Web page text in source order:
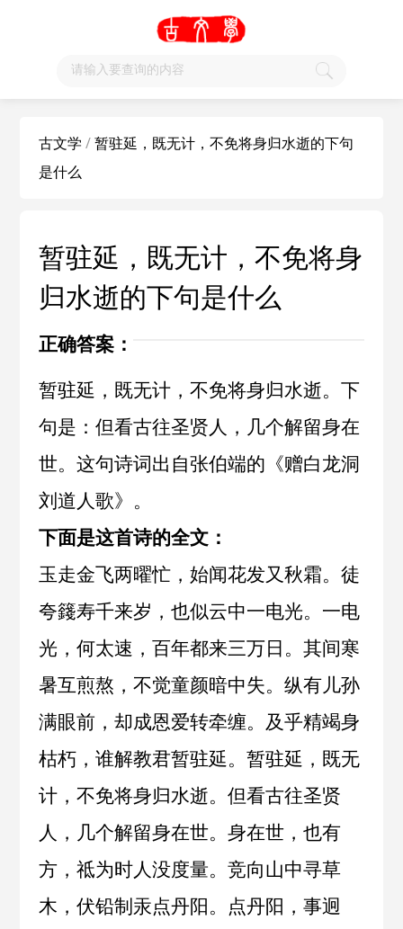
古文学 /暂驻延，既无计，不免将身归水逝的下句
是什么
暂驻延，既无计，不免将身
归水逝的下句是什么
正确答案：
暂驻延，既无计，不免将身归水逝。下
句是：但看古往圣贤人，几个解留身在
世。这句诗词出自张伯端的《赠白龙洞
刘道人歌》。
下面是这首诗的全文：
玉走金飞两曜忙，始闻花发又秋霜。徒
夸籛寿千来岁，也似云中一电光。一电
光，何太速，百年都来三万日。其间寒
暑互煎熬，不觉童颜暗中失。纵有儿孙
满眼前，却成恩爱转牵缠。及乎精竭身
枯朽，谁解教君暂驻延。暂驻延，既无
计，不免将身归水逝。但看古往圣贤
人，几个解留身在世。身在世，也有
方，祗为时人没度量。竞向山中寻草
木，伏铅制汞点丹阳。点丹阳，事迥